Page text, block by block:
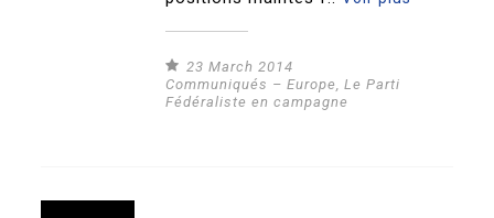
23 March 2014
Communiqués – Europe,Le Parti
Fédéraliste en campagne